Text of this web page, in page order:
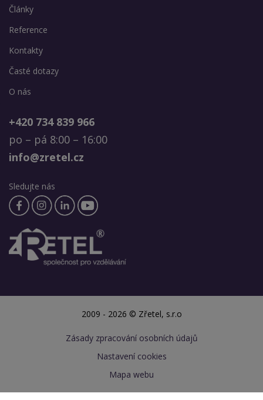
Články
Reference
Kontakty
Časté dotazy
O nás
+420 734 839 966
po – pá 8:00 – 16:00
info@zretel.cz
Sledujte nás
2009 - 2026 © Zřetel, s.r.o
Zásady zpracování osobních údajů
Nastavení cookies
Mapa webu